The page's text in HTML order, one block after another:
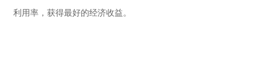
利用率，获得最好的经济收益。